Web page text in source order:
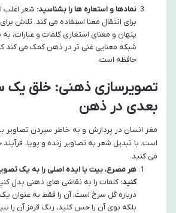
نمادها و استعاره ها را بشناسید: شعر اغلب
برای انتقال معنا استفاده می کند. تلاش
پنهان و معنای استعاری کلمات و عبارات،
شبکه معنایی غنی تر در ذهن کمک می کند
حافظه است.
تصویرسازی ذهنی: خلق یک
بعدی در ذهن
مغز انسان در پردازش و به خاطر سپردن تصاویر
است. با تبدیل شعر به تصاویر زنده و پویا،
می کنید.
هر مصرع، بیت یا ایده اصلی را به یک
کنید: کلمات را به نقاشی های ذهنی بدل
درباره گل سرخ است، آن را فقط به عنوان یک
بلکه بوی آن را حس کنید، رنگ قرمز آن را